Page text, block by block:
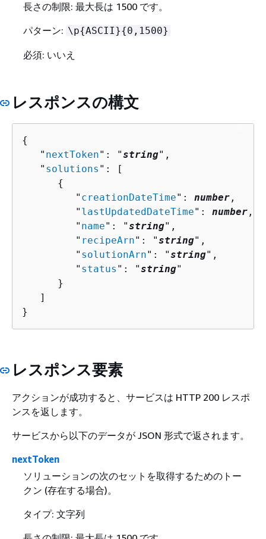
長さの制限: 最大長は 1500 です。
パターン: \p{ASCII}{0,1500}
必須: いいえ
レスポンスの構文
{
   "
nextToken": "string",
   "
solutions ": [
{
         "
creationDateTime": number ,
         "
lastUpdatedDateTime": number ,
         "
name": "string",
         "
recipeArn": "string",
         "
solutionArn": "string",
         "
status ": "string"
      }
   ]
}
レスポンス要素
アクションが成功すると、サービスは HTTP 200 レスポ
ンスを返します。
サービスから以下のデータが JSON 形式で返されます。
nextToken
ソリューションの次のセットを取得するためのトー
クン (存在する場合)。
タイプ: 文字列